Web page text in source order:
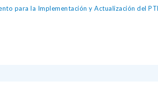
para la Implementación y Actualización del